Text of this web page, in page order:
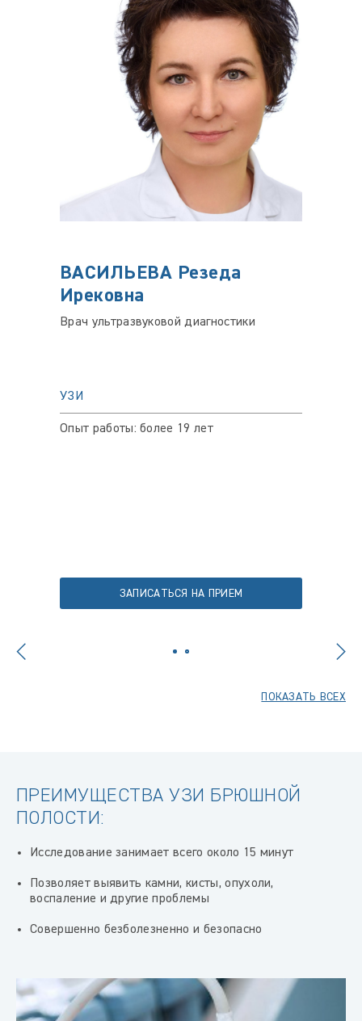
ВАСИЛЬЕВА Резеда
Ирековна
Врач ультразвуковой диагностики
УЗИ
Опыт работы: более 19 лет
ЗАПИСАТЬСЯ НА ПРИЕМ
ПОКАЗАТЬ ВСЕХ
ПРЕИМУЩЕСТВА УЗИ БРЮШНОЙ
ПОЛОСТИ:
Исследование занимает всего около 15 минут
Позволяет выявить камни, кисты, опухоли,
воспаление и другие проблемы
Совершенно безболезненно и безопасно